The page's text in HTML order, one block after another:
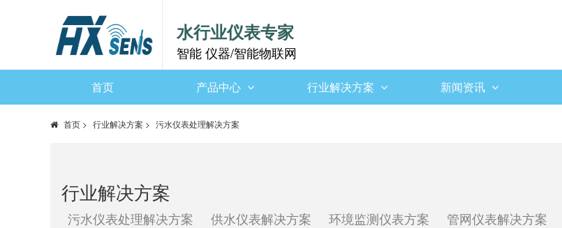
水行业仪表专家
智能 仪器/智能物联网
首页 产品中心 行业解决方案 新闻资讯
首页 > 行业解决方案 > 污水仪表处理解决方案
行业解决方案
污水仪表处理解决方案 供水仪表解决方案 环境监测仪表方案 管网仪表解决方案